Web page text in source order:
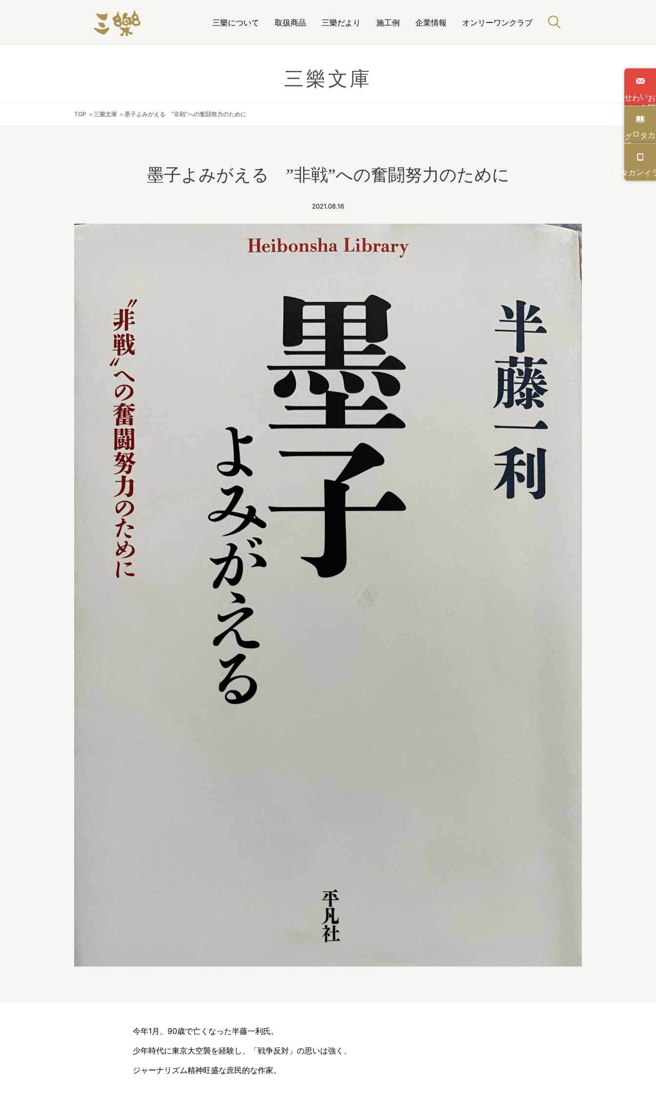
い
わせ
カタログ
オンライン
三樂について 取扱商品 三樂だより 施工例 企業情報 オンリーワンクラブ
三樂文庫
TOP ＞ 三樂文庫 ＞ 墨子よみがえる ”非戦”への奮闘努力のために
墨子よみがえる ”非戦”への奮闘努力のために
2021.08.16
今年1月、90歳で亡くなった半藤一利氏。
少年時代に東京大空襲を経験し、「戦争反対」の思いは強く、
ジャーナリズム精神旺盛な庶民的な作家。